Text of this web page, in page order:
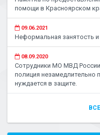
помощи в Красноярском
09.06.2021
Неформальная занятость
08.09.2020
Сотрудники МО МВД
полиция незамедлительно
нуждается в защите.